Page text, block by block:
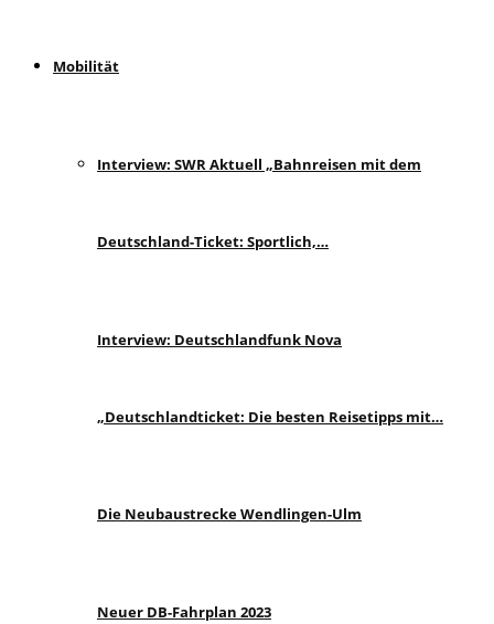
Mobilität
Interview: SWR Aktuell „Bahnreisen mit dem
Deutschland-Ticket: Sportlich,…
Interview: Deutschlandfunk Nova
„Deutschlandticket: Die besten Reisetipps mit…
Die Neubaustrecke Wendlingen-Ulm
Neuer DB-Fahrplan 2023